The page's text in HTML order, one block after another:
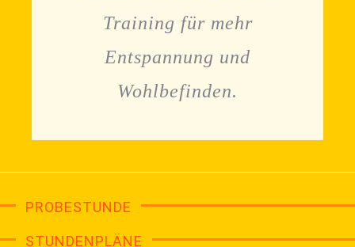
Training für mehr
Entspannung und
Wohlbefinden.
PROBESTUNDE
STUNDENPLÄNE